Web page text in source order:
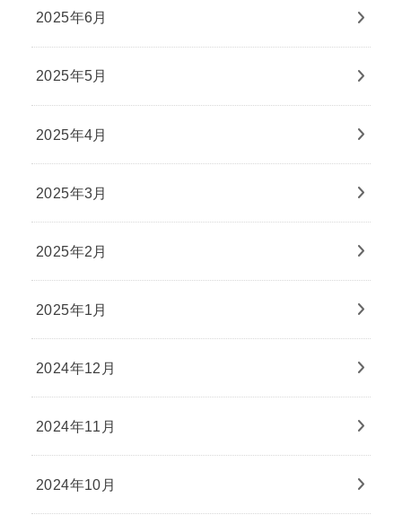
2025年6月
2025年5月
2025年4月
2025年3月
2025年2月
2025年1月
2024年12月
2024年11月
2024年10月